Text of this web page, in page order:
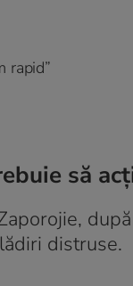
rapid”
să
distruse.